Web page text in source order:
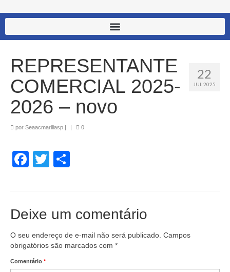
22
JUL 2025
REPRESENTANTE
COMERCIAL 2025-
2026 – novo
por Seaacmariliasp 0
Facebook
Twitter
Deixe um comentário
O seu endereço de e-mail não será publicado. Campos
obrigatórios são marcados com *
Comentário *